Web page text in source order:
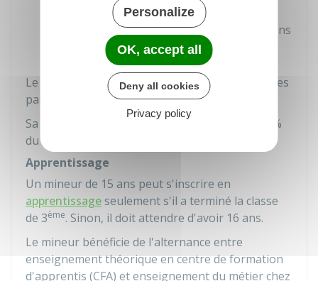
développement (par exemple, travaux
l'exposant à des actes ou représentations
pornographiques ou violents).
Le mineur ne doit pas travailler plus de 35 heures
par semaine, ni plus de 7 heures par jour.
Sa rémunération doit être au moins égale à 80%
du Smic (soit
Apprentissage
Un mineur de 15 ans peut s'inscrire en
apprentissage seulement s'il a terminé la classe
de 3ème. Sinon, il doit attendre d'avoir 16 ans.
Le mineur bénéficie de l'alternance entre
enseignement théorique en centre de formation
d'apprentis (CFA) et enseignement du métier chez
Personalize
OK, accept all
Deny all cookies
Privacy policy